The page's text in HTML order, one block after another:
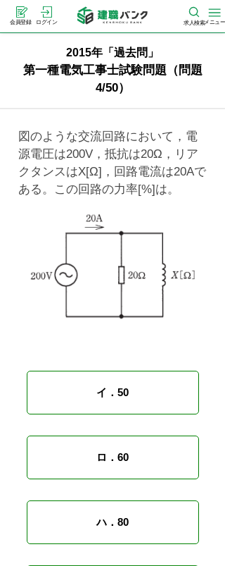
会員登録 ログイン 求人検索メニュー
2015年「過去問」
第一種電気工事士試験問題（問題
4/50）
図のような交流回路において，電
源電圧は200V，抵抗は20Ω，リア
クタンスはX[Ω]，回路電流は20Aで
ある。この回路の力率[%]は。
イ．50
ロ．60
ハ．80